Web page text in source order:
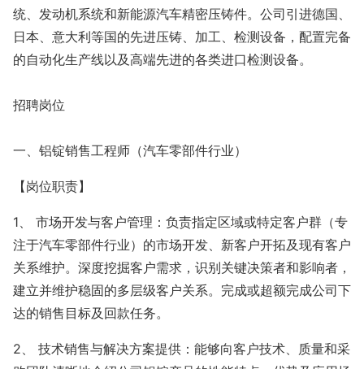
统、发动机系统和新能源汽车精密压铸件。公司引进德国、
日本、意大利等国的先进压铸、加工、检测设备，配置完备
的自动化生产线以及高端先进的各类进口检测设备。
招聘岗位
一、铝锭销售工程师（汽车零部件行业）
【岗位职责】
1、 市场开发与客户管理：负责指定区域或特定客户群（专
注于汽车零部件行业）的市场开发、新客户开拓及现有客户
关系维护。深度挖掘客户需求，识别关键决策者和影响者，
建立并维护稳固的多层级客户关系。完成或超额完成公司下
达的销售目标及回款任务。
2、 技术销售与解决方案提供：能够向客户技术、质量和采